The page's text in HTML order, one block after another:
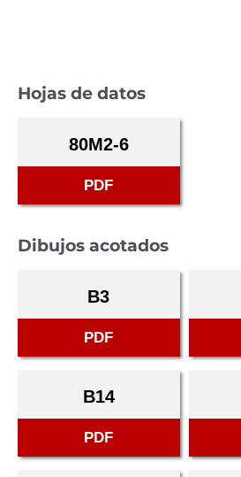
Hojas de datos
80M2-6
PDF
Dibujos acotados
B3
PDF
B14
PDF